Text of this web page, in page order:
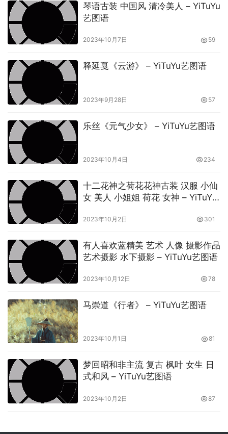
琴语古装 中国风 清冷美人 – YiTuYu
艺图语
2023年10月7日 59
释延戛《云游》 – YiTuYu艺图语
2023年9月28日 57
乐丝《元气少女》 – YiTuYu艺图语
2023年10月4日 234
十二花神之荷花花神古装 汉服 小仙
女 美人 小姐姐 荷花 女神 – YiTuYu
2023年10月2日 301
有人喜欢蓝精美 艺术 人像 摄影作品
艺术摄影 水下摄影 – YiTuYu艺图语
2023年10月12日 78
马崇道《行者》 – YiTuYu艺图语
2023年10月1日 81
梦回昭和非主流 复古 枫叶 女生 日
式和风 – YiTuYu艺图语
2023年10月2日 87